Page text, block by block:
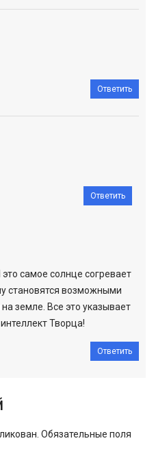
Ответить
Ответить
самое солнце согревает
становятся возможными
земле. Все это указывает
Творца!
Ответить
Обязательные поля